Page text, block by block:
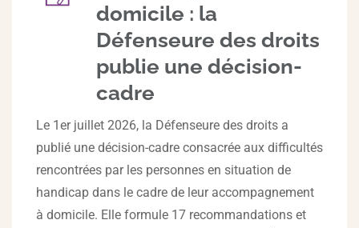
domicile : la
Défenseure des droits
publie une décision-
cadre
Le 1er juillet 2026, la Défenseure des droits a
publié une décision-cadre consacrée aux difficultés
rencontrées par les personnes en situation de
handicap dans le cadre de leur accompagnement
à domicile. Elle formule 17 recommandations et